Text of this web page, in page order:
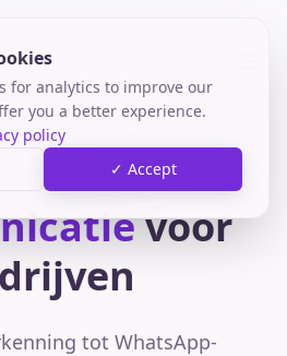
for analytics to improve our
you a better experience.
policy
✓ Accept
overAI-
voor
tot WhatsApp-